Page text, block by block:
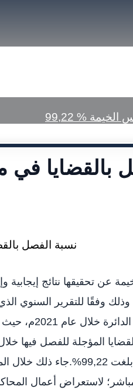
الخيمة
تحقيقها نتائج إيجابية
وفقًا للتقرير السنوي
الفصل بنهاية عام 2021 قد
لاستعراض أعمال